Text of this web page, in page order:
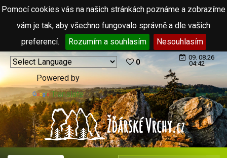
Pomocí cookies vás na našich stránkách poznáme a zobrazíme
vám je tak, aby všechno fungovalo správně a dle vašich
preferencí.
Rozumím a souhlasím Nesouhlasím
Powered by
Translate
0
09. 08.26
04:42